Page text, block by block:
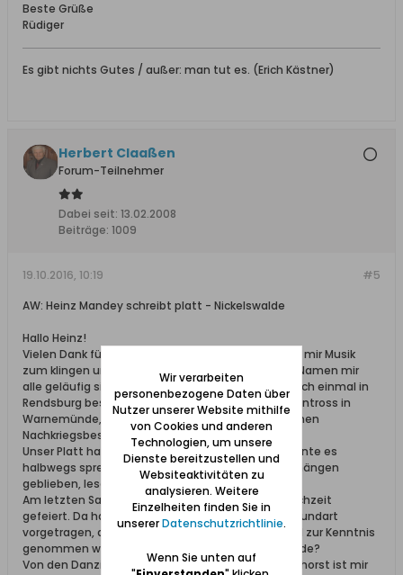
Beste Grüße
Rüdiger
Es gibt nichts Gutes / außer: man tut es. (Erich Kästner)
Herbert Claaßen
Forum-Teilnehmer
Dabei seit: 13.02.2008
Beiträge: 1009
#5
19.10.2016, 10:19
AW: Heinz Mandey schreibt platt - Nickelswalde
Hallo Heinz!
Vielen Dank für Deine Geschichten. Sie bringen bei mir Musik
zum klingen und wecken Erinnerungen, zumal die Namen mir
alle geläufig sind. Elli Foth, Tochter von Emil, habe ich einmal in
Rendsburg besucht, Paul und Wally Krause, geb. Fentross in
Warnemünde, Paul Rucks und Erika Kloffke bei meinen
Nachkriegsbesuchen in Schiewenhorst.
Unser Platt habe ich auch gut verstanden und konnte es
halbwegs sprecchen. Aber davon ist nichts mehr hängen
geblieben, lesen kann ich es jedoch noch.
Am letzten Samstag haben wir unsere Eiserne Hochzeit
gefeiert. Da habe ich einige Glossen in Danziger Mundart
vorgetragen, die von unseren Gästen schmuzelnd zur Kenntnis
genommen wurden; aber ob alles verstanden wurde?
Von den Danziger Ausflugsfahrten nach Schiewenhorst ist mir
Wir verarbeiten
personenbezogene Daten über
Nutzer unserer Website mithilfe
von Cookies und anderen
Technologien, um unsere
Dienste bereitzustellen und
Websiteaktivitäten zu
analysieren. Weitere
Einzelheiten finden Sie in
unsererDatenschutzrichtlinie.
Wenn Sie unten auf